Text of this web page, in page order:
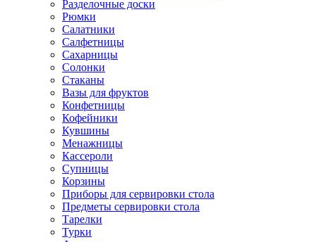
Разделочные доски
Рюмки
Салатники
Салфетницы
Сахарницы
Солонки
Стаканы
Вазы для фруктов
Конфетницы
Кофейники
Кувшины
Менажницы
Кассероли
Супницы
Корзины
Приборы для сервировки стола
Предметы сервировки стола
Тарелки
Турки